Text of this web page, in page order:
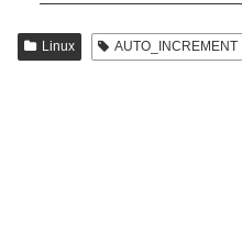
Linux AUTO_INCREMENT